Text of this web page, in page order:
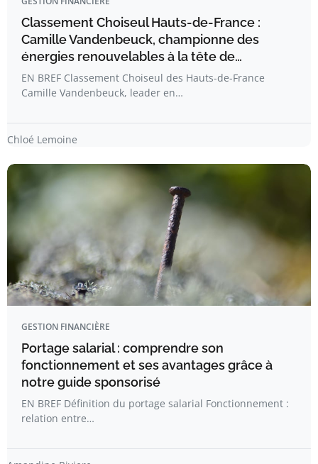
Classement Choiseul Hauts-de-France :
Camille Vandenbeuck, championne des
énergies renouvelables à la tête de…
EN BREF Classement Choiseul des Hauts-de-France
Camille Vandenbeuck, leader en…
Chloé Lemoine
GESTION FINANCIÈRE
Portage salarial : comprendre son
fonctionnement et ses avantages grâce à
notre guide sponsorisé
EN BREF Définition du portage salarial Fonctionnement :
relation entre…